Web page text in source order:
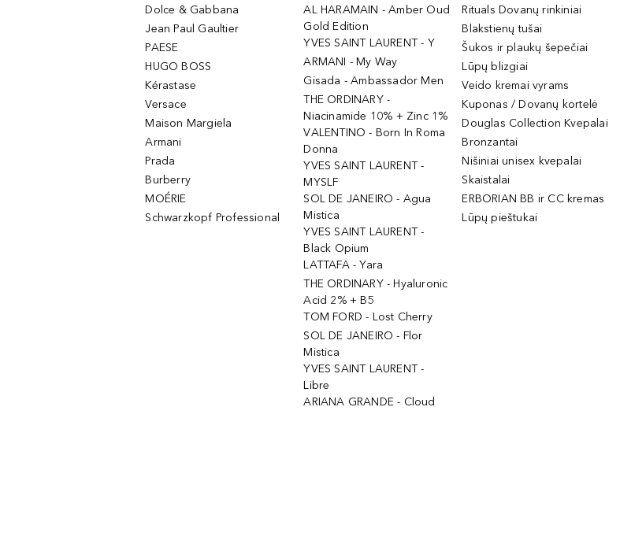
Dolce & Gabbana
Jean Paul Gaultier
PAESE
HUGO BOSS
Kérastase
Versace
Maison Margiela
Armani
Prada
Burberry
MOÉRIE
Schwarzkopf Professional
AL HARAMAIN - Amber Oud
Gold Edition
YVES SAINT LAURENT - Y
ARMANI - My Way
Gisada - Ambassador Men
THE ORDINARY -
Niacinamide 10% + Zinc 1%
VALENTINO - Born In Roma
Donna
YVES SAINT LAURENT -
MYSLF
SOL DE JANEIRO - Agua
Mistica
YVES SAINT LAURENT -
Black Opium
LATTAFA - Yara
THE ORDINARY - Hyaluronic
Acid 2% + B5
TOM FORD - Lost Cherry
SOL DE JANEIRO - Flor
Mistica
YVES SAINT LAURENT -
Libre
ARIANA GRANDE - Cloud
Rituals Dovanų rinkiniai
Blakstienų tušai
Šukos ir plaukų šepečiai
Lūpų blizgiai
Veido kremai vyrams
Kuponas / Dovanų kortelė
Douglas Collection Kvepalai
Bronzantai
Nišiniai unisex kvepalai
Skaistalai
ERBORIAN BB ir CC kremas
Lūpų pieštukai